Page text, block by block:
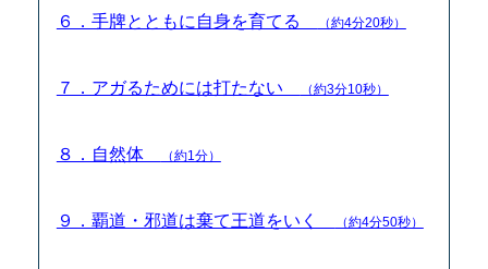
６．手牌とともに自身を育てる （約4分20秒）
７．アガるためには打たない （約3分10秒）
８．自然体 （約1分）
９．覇道・邪道は棄て王道をいく （約4分50秒）